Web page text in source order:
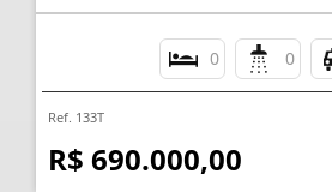
0 0
Ref. 133T
R$ 690.000,00